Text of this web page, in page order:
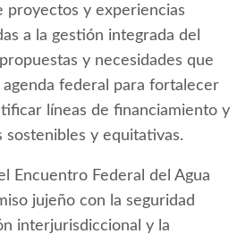
proyectos y experiencias
a la gestión integrada del
y necesidades que
federal para fortalecer
líneas de financiamiento y
y equitativas.
Encuentro Federal del Agua
jujeño con la seguridad
interjurisdiccional y la